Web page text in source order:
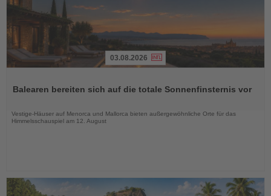
die
03.08.2026
Balearen bereiten sich auf die totale Sonnenfinsternis vor
Vestige-Häuser auf Menorca und Mallorca bieten außergewöhnliche Orte für das
Himmelsschauspiel am 12. August